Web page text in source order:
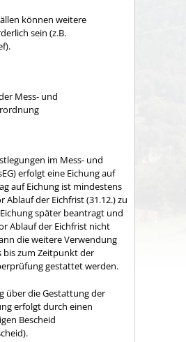
können weitere
sein (z.B.
Mess- und
im Mess- und
erfolgt eine Eichung auf
auf Eichung ist mindestens
Ablauf der Eichfrist (31.12.) zu
später beantragt und
Ablauf der Eichfrist nicht
die weitere Verwendung
bis zum Zeitpunkt der
gestattet werden.
über die Gestattung der
erfolgt durch einen
Bescheid